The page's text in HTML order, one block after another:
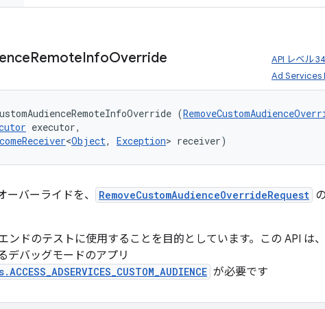
RemoteInfoOverride API レベル 34
Ad Services
(
executor,
<Object, Exception> receiver)
ーバーライドを、 RemoveCustomAudienceOverrideRequest
ンドのテストに使用することを目的としています。この API は
デバッグモードのアプリ
が必要です